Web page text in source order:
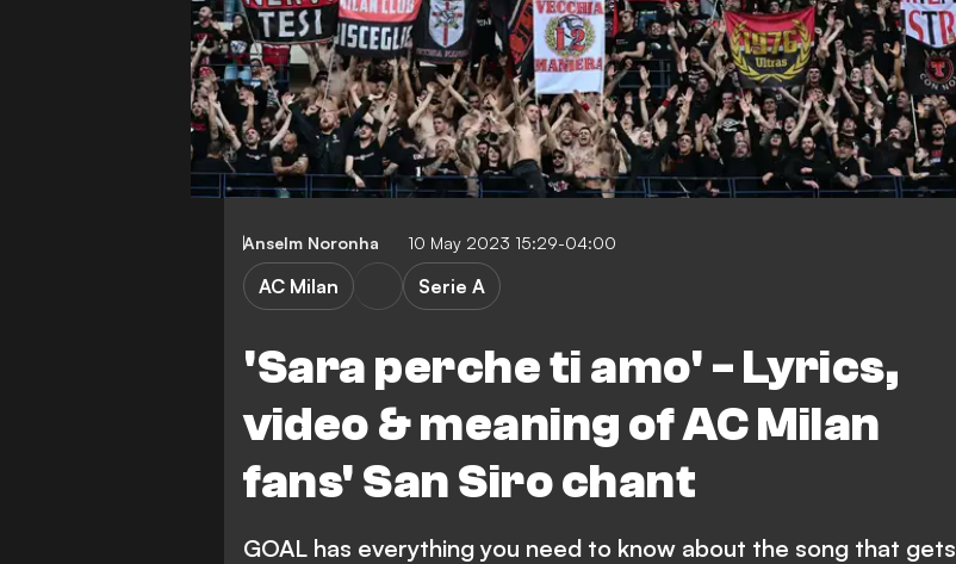
Anselm Noronha 10 May 2023 15:29-04:00
'Sara perche ti amo' - Lyrics,
video & meaning of AC Milan
fans' San Siro chant
AC Milan Serie A
GOAL has everything you need to know about the song that gets